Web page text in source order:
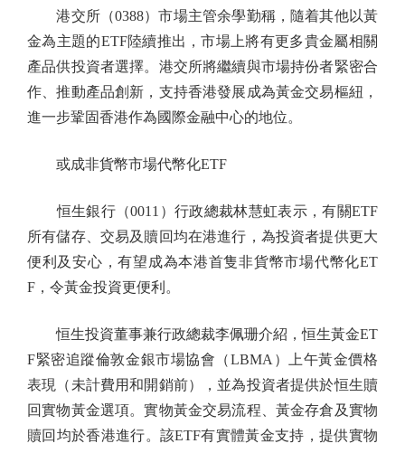
港交所（0388）市場主管余學勤稱，隨着其他以黃
金為主題的ETF陸續推出，市場上將有更多貴金屬相關
產品供投資者選擇。港交所將繼續與市場持份者緊密合
作、推動產品創新，支持香港發展成為黃金交易樞紐，
進一步鞏固香港作為國際金融中心的地位。
或成非貨幣市場代幣化ETF
恒生銀行（0011）行政總裁林慧虹表示，有關ETF
所有儲存、交易及贖回均在港進行，為投資者提供更大
便利及安心，有望成為本港首隻非貨幣市場代幣化ET
F，令黃金投資更便利。
恒生投資董事兼行政總裁李佩珊介紹，恒生黃金ET
F緊密追蹤倫敦金銀市場協會（LBMA）上午黃金價格
表現（未計費用和開銷前），並為投資者提供於恒生贖
回實物黃金選項。實物黃金交易流程、黃金存倉及實物
贖回均於香港進行。該ETF有實體黃金支持，提供實物